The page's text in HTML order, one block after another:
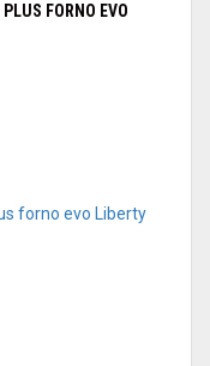
FORNO EVO